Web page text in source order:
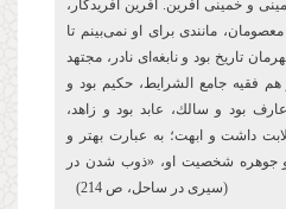
و خمینى آفرین. آفرین آفریدگار،
مانندى براى او نمى‏‌بینم تا
تاریخ بود و نابغه‏‌اى نادر، مجتهد
فقیه جامع الشرایط، حكیم بود و
بود و سالك، عابد بود و زاهد،
داشت و ابهت؛ به عبارت بهتر و
جوهره شخصیت او، «ذوب شدن در
(سیری در ساحل، ص 214)